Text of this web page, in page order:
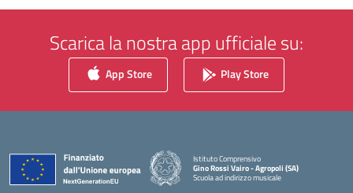
Scarica la nostra app ufficiale su:
App Store Play Store
Istituto Comprensivo
Gino Rossi Vairo - Agropoli (SA)
Scuola ad indirizzo musicale